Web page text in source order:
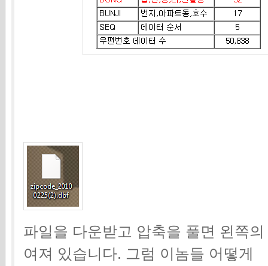
파일을 다운받고 압축을 풀면 왼쪽
여져 있습니다. 그럼 이놈들 어떻게